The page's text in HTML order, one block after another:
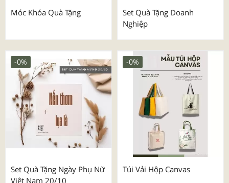
Móc Khóa Quà Tặng
Set Quà Tặng Doanh
Nghiệp
Set Quà Tặng Ngày Phụ Nữ
Việt Nam 20/10
-0%
Túi Vải Hộp Canvas
-0%